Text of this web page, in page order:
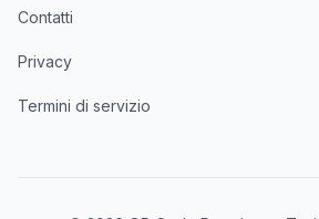
Contatti
Privacy
Termini di servizio